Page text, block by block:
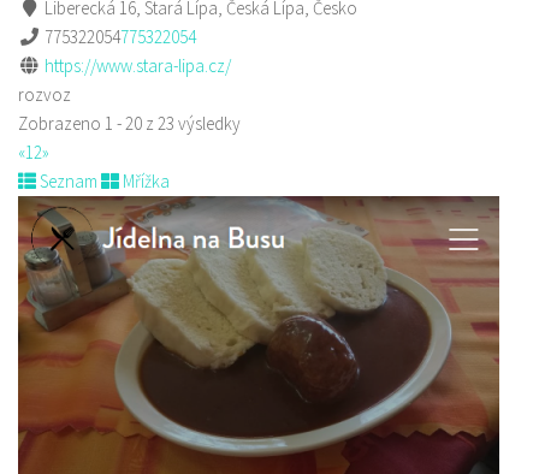
Liberecká 16, Stará Lípa, Česká Lípa, Česko
775322054775322054
https://www.stara-lipa.cz/
rozvoz
Zobrazeno 1 - 20 z 23 výsledky
«12»
Seznam
Mřížka